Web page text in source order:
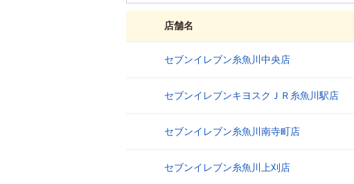
店舗名
セブンイレブン糸魚川中央店
セブンイレブンキヨスクＪＲ糸魚川駅店
セブンイレブン糸魚川南寺町店
セブンイレブン糸魚川上刈店